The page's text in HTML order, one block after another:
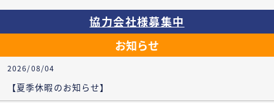
協力会社様募集中
お知らせ
2026/08/04
【夏季休暇のお知らせ】